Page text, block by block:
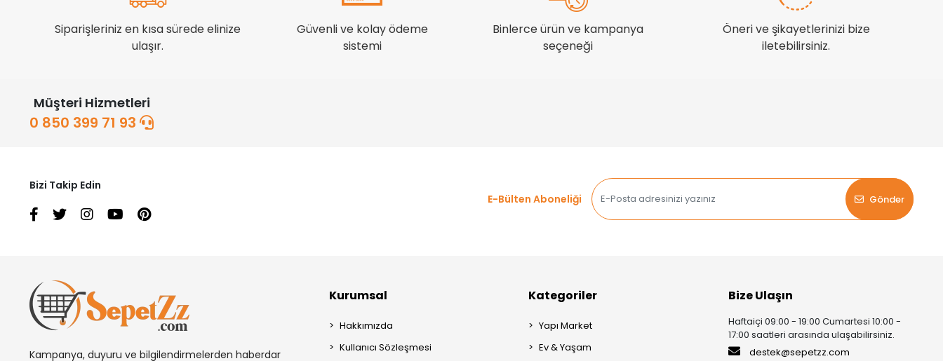
Siparişleriniz en kısa sürede elinize
ulaşır.
Güvenli ve kolay ödeme
sistemi
Binlerce ürün ve kampanya
seçeneği
Öneri ve şikayetlerinizi bize
iletebilirsiniz.
Müşteri Hizmetleri
0 850 399 71 93
Bizi Takip Edin
E-Bülten Aboneliği
Gönder
Kampanya, duyuru ve bilgilendirmelerden haberdar
Kurumsal
Hakkımızda
Kullanıcı Sözleşmesi
Kategoriler
Yapı Market
Ev & Yaşam
Bize Ulaşın
Haftaiçi 09:00 - 19:00 Cumartesi 10:00 -
17:00 saatleri arasında ulaşabilirsiniz.
destek@sepetzz.com